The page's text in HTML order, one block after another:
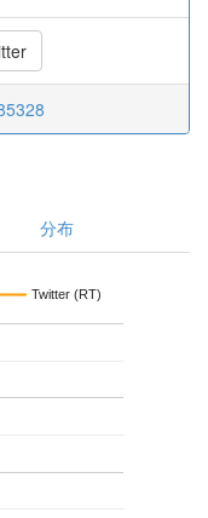
分布
Twitter (RT)